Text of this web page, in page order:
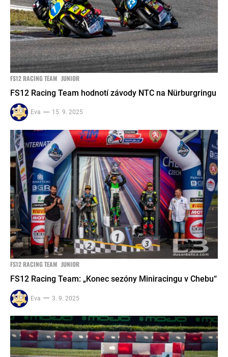
FS12 RACING TEAM JUNIOR
FS12 Racing Team hodnotí závody NTC na Nürburgringu
Eva 15. 9. 2025
FS12 RACING TEAM JUNIOR
FS12 Racing Team: „Konec sezóny Miniracingu v Chebu“
Eva 3. 9. 2025